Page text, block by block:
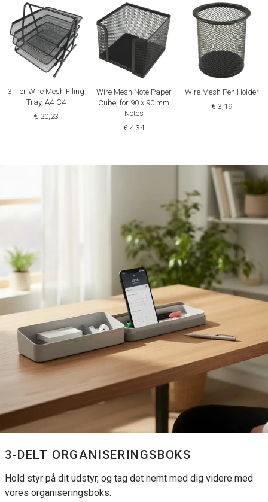
3 Tier Wire Mesh Filing
Tray, A4-C4
€ 20,23
Wire Mesh Note Paper
Cube, for 90 x 90 mm
Notes
€ 4,34
Wire Mesh Pen Holder
€ 3,19
3-DELT ORGANISERINGSBOKS
Hold styr på dit udstyr, og tag det nemt med dig videre med
vores organiseringsboks.